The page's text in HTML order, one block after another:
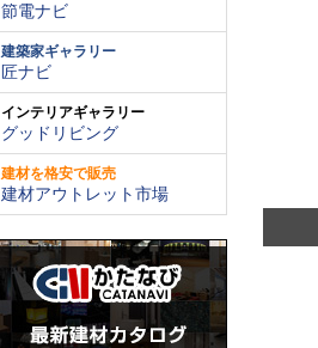
節電ナビ
建築家ギャラリー
匠ナビ
インテリアギャラリー
グッドリビング
建材を格安で販売
建材アウトレット市場